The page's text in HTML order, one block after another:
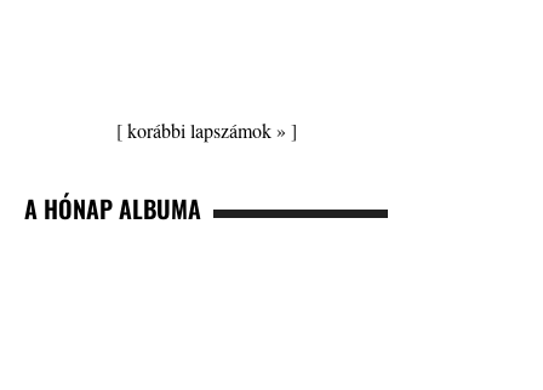
[korábbi lapszámok » ]
A HÓNAP ALBUMA